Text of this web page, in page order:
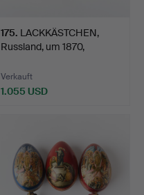
175. LACKKÄSTCHEN,
Russland, um 1870,
Verkauft
1.055 USD